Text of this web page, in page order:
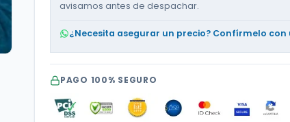
avisamos antes de despachar.
¿Necesita asegurar un precio? Confírmelo con
PAGO 100% SEGURO